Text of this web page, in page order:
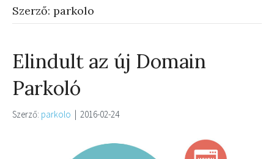
Szerző: parkolo
Elindult az új Domain
Parkoló
Szerző: parkolo | 2016-02-24